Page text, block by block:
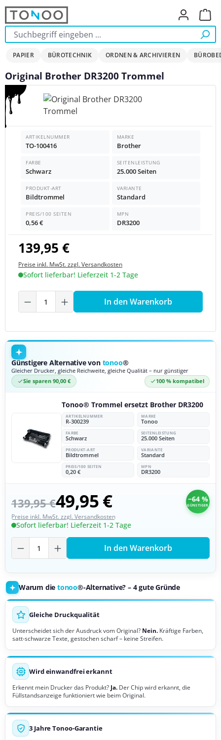
Zum Hauptinhalt springen
PAPIER BÜROTECHNIK ORDNEN & ARCHIVIEREN
Original Brother DR3200 Trommel
Bildergalerie überspringen
ARTIKELNUMMER
TO-100416
MARKE
Brother
FARBE
Schwarz
SEITENLEISTUNG
25.000 Seiten
PRODUKT-ART
Bildtrommel
VARIANTE
Standard
PREIS/100 SEITEN
0,56 €
MPN
DR3200
139,95 €
Preise inkl. MwSt. zzgl. Versandkosten
Sofort lieferbar! Lieferzeit 1-2 Tage
Produkt Anzahl: Gib den
In den Warenkorb
Günstigere Alternative von tonoo®
Gleicher Drucker, gleiche Reichweite, gleiche Qualität – nur günstiger
Sie sparen 90,00 € 100 % kompatibel
Tonoo® Trommel ersetzt Brother DR3200
ARTIKELNUMMER
R-300239
MARKE
Tonoo
FARBE
Schwarz
SEITENLEISTUNG
25.000 Seiten
PRODUKT-ART
Bildtrommel
VARIANTE
Standard
PREIS/100 SEITEN
0,20 €
MPN
DR3200
139,95 €49,95 € −64 %
GÜNSTIGER
Preise inkl. MwSt. zzgl. Versandkosten
Sofort lieferbar! Lieferzeit 1-2 Tage
Produkt Anzahl: Gib den gewünschten
In den Warenkorb
Warum die tonoo®-Alternative? – 4 gute Gründe
Gleiche Druckqualität
Unterscheidet sich der Ausdruck vom Original? Nein. Kräftige Farben,
satt-schwarze Texte, gestochen scharf – keine Streifen.
Wird einwandfrei erkannt
Erkennt mein Drucker das Produkt? Ja. Der Chip wird erkannt, die
Füllstandsanzeige funktioniert wie beim Original.
3 Jahre Tonoo-Garantie